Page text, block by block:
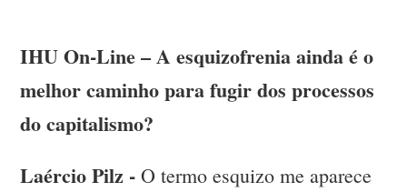
IHU On-Line – A esquizofrenia ainda é o
melhor caminho para fugir dos processos
do capitalismo?
Laércio Pilz - O termo esquizo me aparece